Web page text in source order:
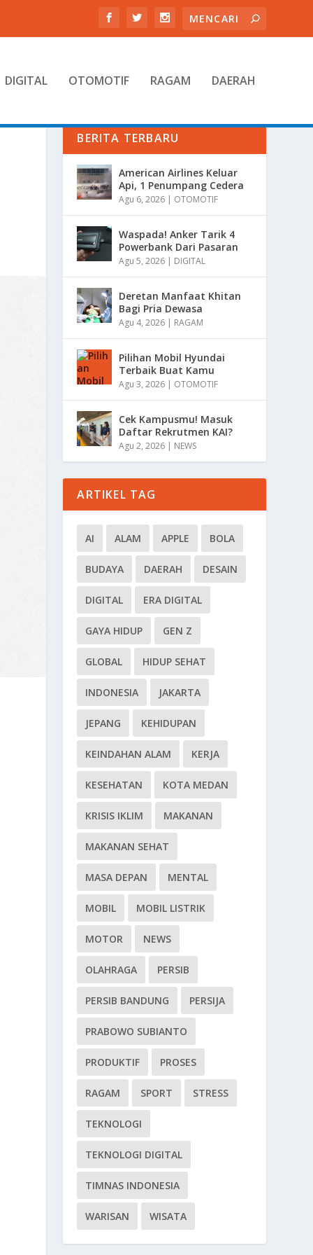
DIGITAL OTOMOTIF RAGAM DAERAH
BERITA TERBARU
American Airlines Keluar
Api, 1 Penumpang Cedera
Agu 6, 2026 | OTOMOTIF
Waspada! Anker Tarik 4
Powerbank Dari Pasaran
Agu 5, 2026 | DIGITAL
Deretan Manfaat Khitan
Bagi Pria Dewasa
Agu 4, 2026 | RAGAM
Pilihan Mobil Hyundai
Terbaik Buat Kamu
Agu 3, 2026 | OTOMOTIF
Cek Kampusmu! Masuk
Daftar Rekrutmen KAI?
Agu 2, 2026 | NEWS
ARTIKEL TAG
AI ALAM APPLE BOLA
BUDAYA DAERAH DESAIN
DIGITAL ERA DIGITAL
GAYA HIDUP GEN Z
GLOBAL HIDUP SEHAT
INDONESIA JAKARTA
JEPANG KEHIDUPAN
KEINDAHAN ALAM KERJA
KESEHATAN KOTA MEDAN
KRISIS IKLIM MAKANAN
MAKANAN SEHAT
MASA DEPAN MENTAL
MOBIL MOBIL LISTRIK
MOTOR NEWS
OLAHRAGA PERSIB
PERSIB BANDUNG PERSIJA
PRABOWO SUBIANTO
PRODUKTIF PROSES
RAGAM SPORT STRESS
TEKNOLOGI
TEKNOLOGI DIGITAL
TIMNAS INDONESIA
WARISAN WISATA